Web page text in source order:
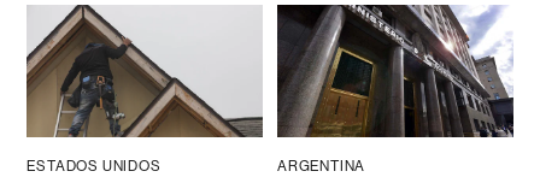
ESTADOS UNIDOS ARGENTINA